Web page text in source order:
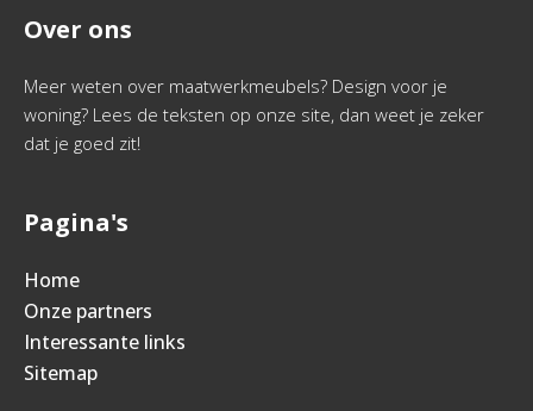
Over ons
Meer weten over maatwerkmeubels? Design voor je
woning? Lees de teksten op onze site, dan weet je zeker
dat je goed zit!
Pagina's
Home
Onze partners
Interessante links
Sitemap